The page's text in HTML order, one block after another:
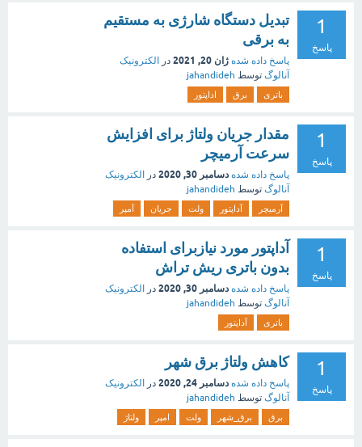
1
پاسخ
تبدیل دستگاه شارژی به مستقیم
به برقی
پاسخ داده شده ژان 20, 2021 در
الکترونیک
آنالوگ توسط jahandideh
باتری برق اداپتور
1
پاسخ
مقدار جریان ولتاژ برای افزایش
سرعت آرمیچر
پاسخ داده شده دسامبر 30, 2020 در
الکترونیک
آنالوگ توسط jahandideh
آرمیچر آداپتور ولت جریان آمپر
1
پاسخ
آداپتور مورد نیازبرای استفاده
بدون باتری ریش تراش
پاسخ داده شده دسامبر 30, 2020 در
الکترونیک
آنالوگ توسط jahandideh
باتری آداپتور
1
پاسخ
کاهش ولتاژ برق شهر
پاسخ داده شده دسامبر 24, 2020 در
الکترونیک
آنالوگ توسط jahandideh
برق برق_شهر ولت امپر ولتاژ